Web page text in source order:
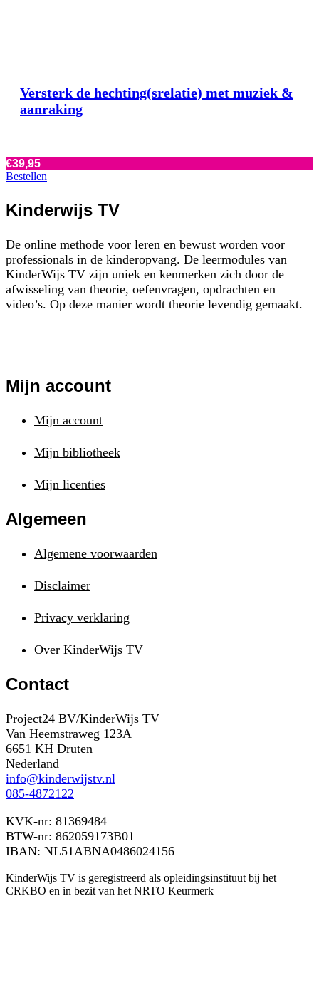
Versterk de hechting(srelatie) met muziek &
aanraking
€39,95
Bestellen
Kinderwijs TV
De online methode voor leren en bewust worden voor
professionals in de kinderopvang. De leermodules van
KinderWijs TV zijn uniek en kenmerken zich door de
afwisseling van theorie, oefenvragen, opdrachten en
video’s. Op deze manier wordt theorie levendig gemaakt.
Mijn account
Mijn account
Mijn bibliotheek
Mijn licenties
Algemeen
Algemene voorwaarden
Disclaimer
Privacy verklaring
Over KinderWijs TV
Contact
Project24 BV/KinderWijs TV
Van Heemstraweg 123A
6651 KH Druten
Nederland
info@kinderwijstv.nl
085-4872122
KVK-nr: 81369484
BTW-nr: 862059173B01
IBAN: NL51ABNA0486024156
KinderWijs TV is geregistreerd als opleidingsinstituut bij het
CRKBO en in bezit van het NRTO Keurmerk